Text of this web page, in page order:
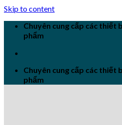
Skip to content
Chuyên cung cấp các thiết
phẩm
Chuyên cung cấp các thiết
phẩm